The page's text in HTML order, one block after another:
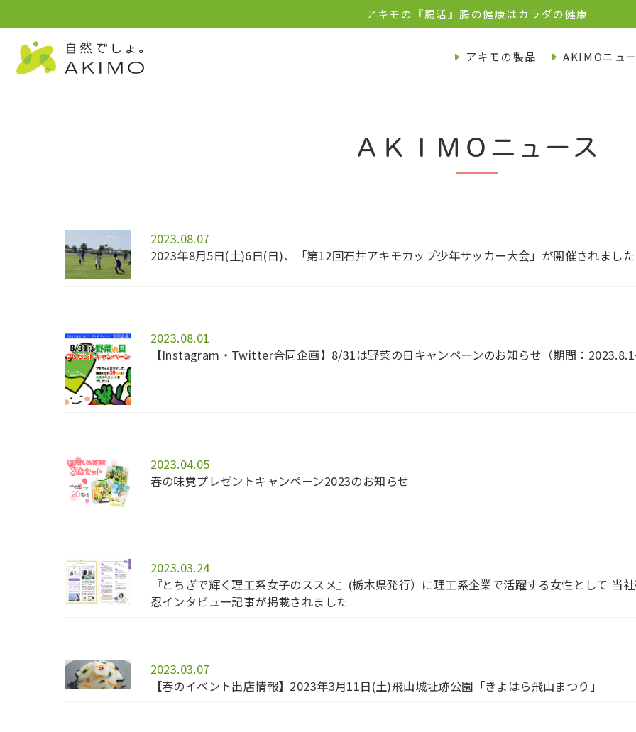
アキモの『腸活』腸の健康はカラダの健康
アキモの製品 AKIMOニュ
ＡＫＩＭＯニュース
2023.08.07
2023年8月5日(土)6日(日)、「第12回石井アキモカップ少年サッカー大会」が開催されました
2023.08.01
【Instagram・Twitter合同企画】8/31は野菜の日キャンペーンのお知らせ（期間：2023.8.1
2023.04.05
春の味覚プレゼントキャンペーン2023のお知らせ
2023.03.24
『とちぎで輝く理工系女子のススメ』(栃木県発行）に理工系企業で活躍する女性として 当
忍インタビュー記事が掲載されました
2023.03.07
【春のイベント出店情報】2023年3月11日(土)飛山城址跡公園「きよはら飛山まつり」